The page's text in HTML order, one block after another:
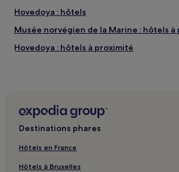
Hovedoya : hôtels
Musée norvégien de la Marine : hôtels à
Hovedoya : hôtels à proximité
Station T-Bane Kringsjå : hôtels à
Station de métro aérien Lilleaker : hôtels
Station de métro aérien Aker Brygge :
Destinations phares
Hôtels en France
Hôtels à Bruxelles